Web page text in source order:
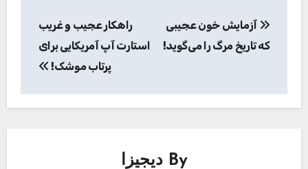
نوشته
آزمایش خون عجیبی
که تاریخ مرگ را می‌گوید!
راهکار عجیب و غریب
استارت آپ آمریکایی برای
پرتاب موشک!
By دیجیزا